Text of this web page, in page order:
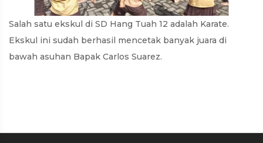
Salah satu ekskul di SD Hang Tuah 12 adalah Karate.
Ekskul ini sudah berhasil mencetak banyak juara di
bawah asuhan Bapak Carlos Suarez.